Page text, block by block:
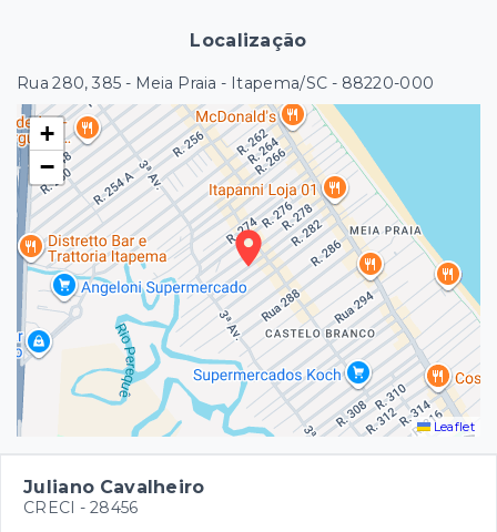
Localização
Rua 280, 385 - Meia Praia - Itapema/SC - 88220-000
+
−
Leaflet
Juliano Cavalheiro
CRECI - 28456